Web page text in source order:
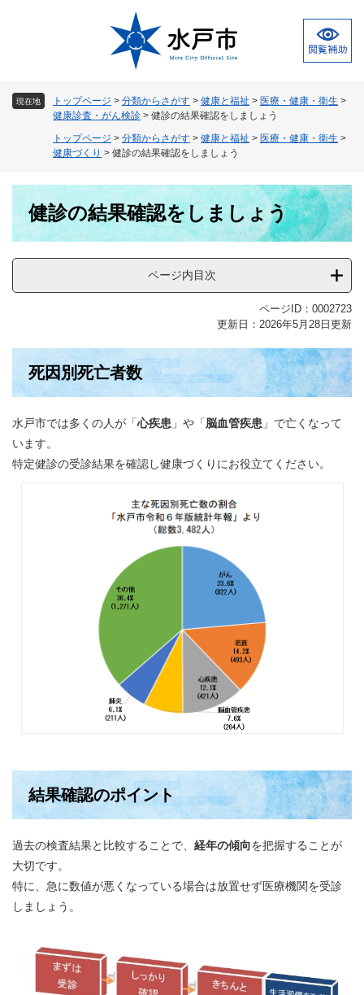
現在地 トップページ > 分類からさがす > 健康と福祉 > 医療・健康・衛生 >
健康診査・がん検診 > 健診の結果確認をしましょう
トップページ > 分類からさがす > 健康と福祉 > 医療・健康・衛生 >
健康づくり > 健診の結果確認をしましょう
健診の結果確認をしましょう
ページ内目次
ページID：0002723
更新日：2026年5月28日更新
死因別死亡者数
水戸市では多くの人が「心疾患 」や「脳血管疾患 」で亡くなって
います。
特定健診の受診結果を確認し健康づくりにお役立てください。
結果確認のポイント
過去の検査結果と比較することで、 経年の傾向を把握することが
大切です。
特に、急に数値が悪くなっている場合は放置せず医療機関を受診
しましょう。